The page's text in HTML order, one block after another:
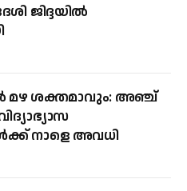
ജിദ്ദയിൽ
മഴ ശക്തമാവും: അഞ്ച്
നാളെ അവധി